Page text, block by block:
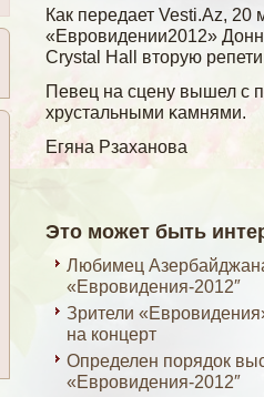
Как передает Vesti.Az, 20
«Евровидении2012»
Crystal Hall вторую
Певец на сцену вышел с
хрустальными κамнями.
Егяна Рзаханова
Это может быть
Любимец
«Евровидения-2012″
Зрители
на концерт
Определен порядок
«Евровидения-2012″